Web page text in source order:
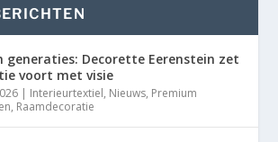
generaties: Decorette Eerenstein zet
voort met visie
| Interieurtextiel, Nieuws, Premium
, Raamdecoratie